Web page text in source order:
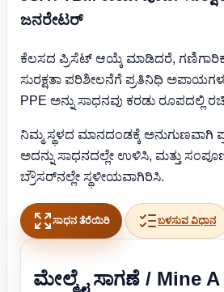
ಜನರೇಟರ್
ಕೆಲಸದ ಪ್ರಿಸೆಟ್ ಆಯ್ಕೆ ಮಾಡಿದರೆ,
ಸುರಕ್ಷತಾ ಪರಿಶೀಲನೆಗೆ ಪ್ರತಿನಿಧಿ
PPE ಅನ್ನು ಸಾಧನವು ಕರಡು ರೂಪದಲ್ಲಿ
ನಿಮ್ಮ ಸ್ಥಳದ ಮಾನದಂಡಕ್ಕೆ ಅನುಗುಣವಾಗಿ
ಅದನ್ನು ಸಾಧನದಲ್ಲೇ ಉಳಿಸಿ, ಮತ್ತು
ಬ್ರೌಸರ್‌ನಲ್ಲೇ ಸ್ಥಳೀಯವಾಗಿರಿಸಿ.
ಸಾಧನ ತೆರೆಯಿರಿ ಬಳಸುವ ವಿಧಾನ
ಮೇಲ್ಮೈ ಸಾಗಣೆ / Mine A